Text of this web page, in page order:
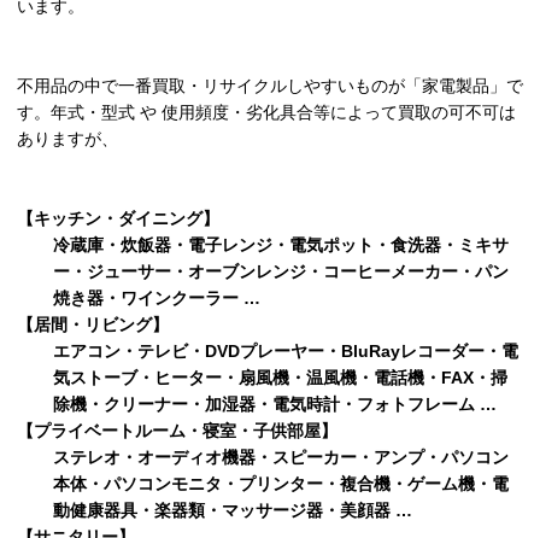
います。
不用品の中で一番買取・リサイクルしやすいものが「家電製品」で
す。年式・型式 や 使用頻度・劣化具合等によって買取の可不可は
ありますが、
【キッチン・ダイニング】
冷蔵庫・炊飯器・電子レンジ・電気ポット・食洗器・ミキサ
ー・ジューサー・オーブンレンジ・コーヒーメーカー・パン
焼き器・ワインクーラー …
【居間・リビング】
エアコン・テレビ・DVDプレーヤー・BluRayレコーダー・電
気ストーブ・ヒーター・扇風機・温風機・電話機・FAX・掃
除機・クリーナー・加湿器・電気時計・フォトフレーム …
【プライベートルーム・寝室・子供部屋】
ステレオ・オーディオ機器・スピーカー・アンプ・パソコン
本体・パソコンモニタ・プリンター・複合機・ゲーム機・電
動健康器具・楽器類・マッサージ器・美顔器 …